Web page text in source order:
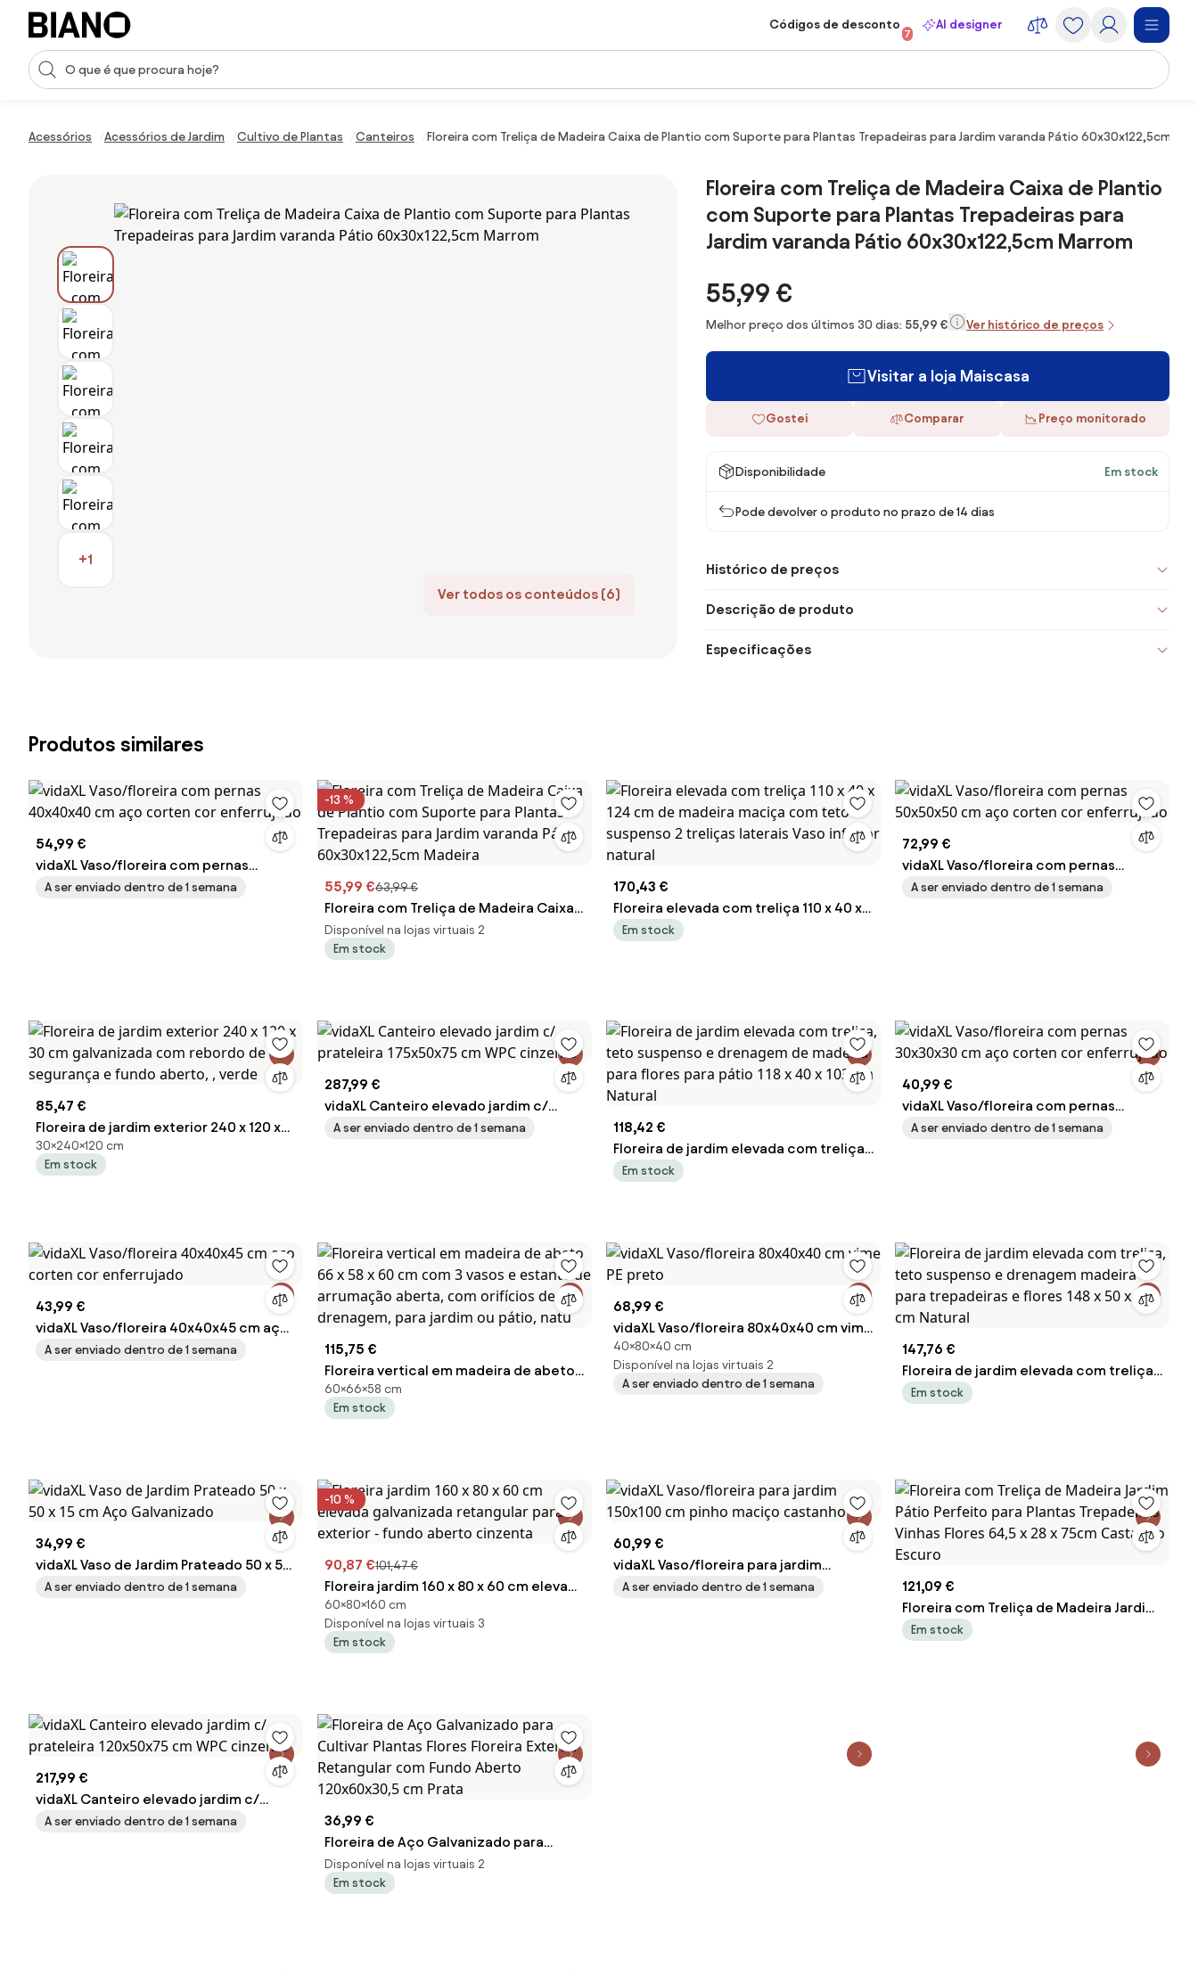
Saltar para o conteúdo
Entrada de pesquisa
Códigos de desconto
7
AI designer
Acessórios Acessórios de Jardim Cultivo de Plantas Canteiros Floreira com Treliça de Madeira Caixa de Plantio com Suporte para Plantas Trepadeiras para Jardim varanda Pátio 60x30x122,5cm
+1
Ver todos os conteúdos (6)
Floreira com Treliça de Madeira Caixa de Plantio
com Suporte para Plantas Trepadeiras para
Jardim varanda Pátio 60x30x122,5cm Marrom
55,99 €
Melhor preço dos últimos 30 dias: 55,99 € Ver histórico de preços
Visitar a loja Maiscasa
Gostei Comparar Preço monitorado
Disponibilidade Em stock
Pode devolver o produto no prazo de 14 dias
Histórico de preços
Descrição de produto
Especificações
Produtos similares
54,99 €
vidaXL Vaso/floreira com pernas
40x40x40 cm aço corten cor
A ser enviado dentro de 1 semana
-13 %
55,99 €63,99 €
Floreira com Treliça de Madeira Caixa
de Plantio com Suporte para Plantas
Trepadeiras para Jardim varanda Pátio
Disponível na lojas virtuais 2
Em stock
170,43 €
Floreira elevada com treliça 110 x 40 x
124 cm de madeira maciça com teto
Em stock
72,99 €
vidaXL Vaso/floreira com pernas
50x50x50 cm aço corten cor
A ser enviado dentro de 1 semana
85,47 €
Floreira de jardim exterior 240 x 120 x
30 cm galvanizada com rebordo de
segurança e fundo aberto, , verde
30×240×120 cm
Em stock
287,99 €
vidaXL Canteiro elevado jardim c/
prateleira 175x50x75 cm WPC cinzento
A ser enviado dentro de 1 semana
118,42 €
Floreira de jardim elevada com treliça,
teto suspenso e drenagem de madeira
Em stock
40,99 €
vidaXL Vaso/floreira com pernas
30x30x30 cm aço corten cor
A ser enviado dentro de 1 semana
43,99 €
vidaXL Vaso/floreira 40x40x45 cm aço
corten cor enferrujado
A ser enviado dentro de 1 semana
115,75 €
Floreira vertical em madeira de abeto
66 x 58 x 60 cm com 3 vasos e estante
de arrumação aberta, com orifícios de
60×66×58 cm
Em stock
68,99 €
vidaXL Vaso/floreira 80x40x40 cm vime
PE preto
40×80×40 cm
Disponível na lojas virtuais 2
A ser enviado dentro de 1 semana
147,76 €
Floreira de jardim elevada com treliça,
teto suspenso e drenagem madeira
Em stock
34,99 €
vidaXL Vaso de Jardim Prateado 50 x 50
x 15 cm Aço Galvanizado
A ser enviado dentro de 1 semana
-10 %
90,87 €101,47 €
Floreira jardim 160 x 80 x 60 cm elevada
galvanizada retangular para exterior -
fundo aberto cinzenta
60×80×160 cm
Disponível na lojas virtuais 3
Em stock
60,99 €
vidaXL Vaso/floreira para jardim
150x100 cm pinho maciço castanho
A ser enviado dentro de 1 semana
121,09 €
Floreira com Treliça de Madeira Jardim
Pátio Perfeito para Plantas Trepadeiras
Em stock
217,99 €
vidaXL Canteiro elevado jardim c/
prateleira 120x50x75 cm WPC cinzento
A ser enviado dentro de 1 semana
36,99 €
Floreira de Aço Galvanizado para
Cultivar Plantas Flores Floreira Exterior
Retangular com Fundo Aberto
Disponível na lojas virtuais 2
Em stock